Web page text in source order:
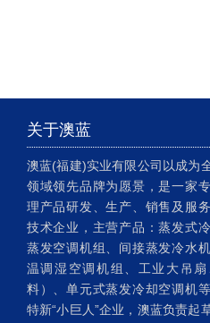
关于澳蓝
澳蓝(福建)实业有限公司以成为
领域领先品牌为愿景，是一家
理产品研发、生产、销售及服
技术企业，主营产品：蒸发式
蒸发空调机组、间接蒸发冷水
温调湿空调机组、工业大吊
料）、单元式蒸发冷却空调机
特新“小巨人”企业，澳蓝负责起